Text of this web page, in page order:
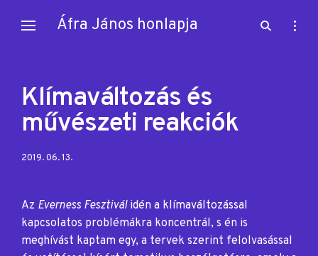
Áfra János honlapja
open
open
Klímaváltozás és
művészeti reakciók
Posted
2019. 06. 13.
Az Everness Fesztivál idén a klímaváltozással
kapcsolatos problémákra koncentrál, s én is
meghívást kaptam egy, a tervek szerint felolvasással